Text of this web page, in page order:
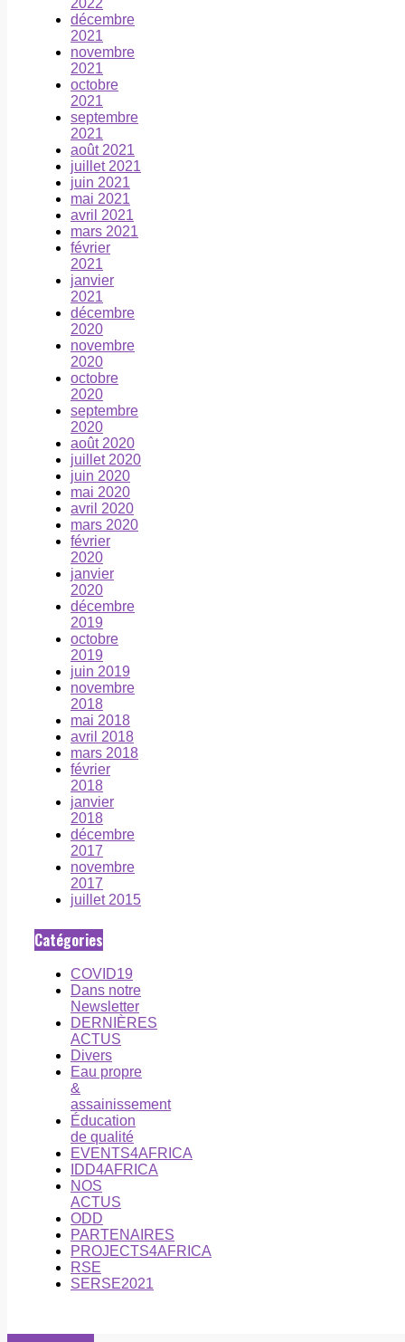
2022
décembre
2021
novembre
2021
octobre
2021
septembre
2021
août 2021
juillet 2021
juin 2021
mai 2021
avril 2021
mars 2021
février
2021
janvier
2021
décembre
2020
novembre
2020
octobre
2020
septembre
2020
août 2020
juillet 2020
juin 2020
mai 2020
avril 2020
mars 2020
février
2020
janvier
2020
décembre
2019
octobre
2019
juin 2019
novembre
2018
mai 2018
avril 2018
mars 2018
février
2018
janvier
2018
décembre
2017
novembre
2017
juillet 2015
Catégories
COVID19
Dans notre
Newsletter
DERNIÈRES
ACTUS
Divers
Eau propre
&
assainissement
Éducation
de qualité
EVENTS4AFRICA
IDD4AFRICA
NOS
ACTUS
ODD
PARTENAIRES
PROJECTS4AFRICA
RSE
SERSE2021